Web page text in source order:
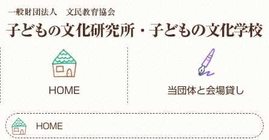
HOME 当団体と会場貸し
HOME